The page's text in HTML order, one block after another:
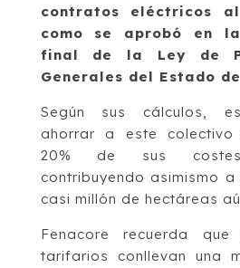
contratos eléctricos
como se aprobó en
final de la Ley de
Generales del Estado
Según sus cálculos,
ahorrar a este colectivo
20% de sus costes
contribuyendo asimismo
casi millón de hectáreas
Fenacore recuerda
tarifarios conllevan una